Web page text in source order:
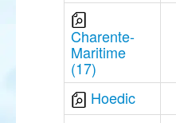
Charente-
Maritime
(17)
Hoedic